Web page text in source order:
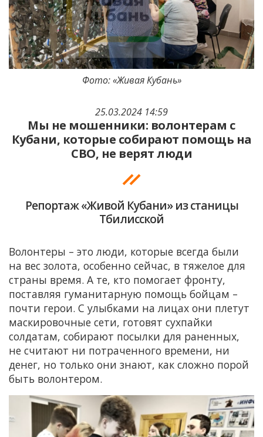
25.03.2024 14:59
Мы не мошенники: волонтерам с
Кубани, которые собирают помощь на
СВО, не верят люди
Репортаж «Живой Кубани» из станицы
Тбилисской
Фото: «Живая Кубань»
Волонтеры – это люди, которые всегда были
на вес золота, особенно сейчас, в тяжелое для
страны время. А те, кто помогает фронту,
поставляя гуманитарную помощь бойцам –
почти герои. С улыбками на лицах они плетут
маскировочные сети, готовят сухпайки
солдатам, собирают посылки для раненных,
не считают ни потраченного времени, ни
денег, но только они знают, как сложно порой
быть волонтером.